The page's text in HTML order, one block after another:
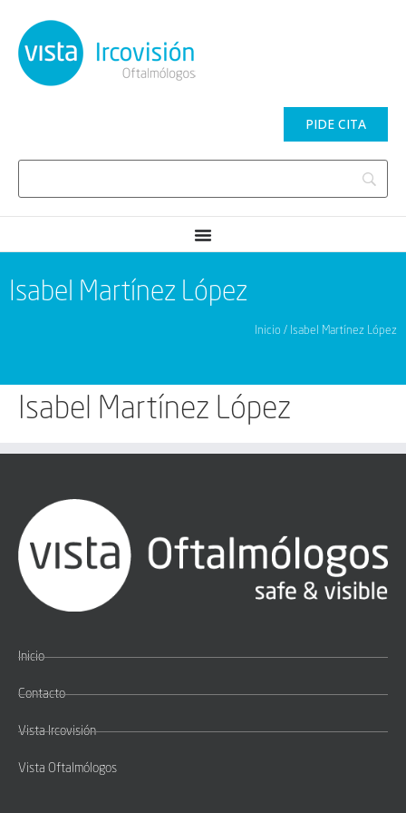
PIDE CITA
Isabel Martínez López
Inicio / Isabel Martínez López
Isabel Martínez López
Inicio
Contacto
Vista Ircovisión
Vista Oftalmólogos